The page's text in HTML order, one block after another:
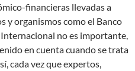
financieras llevadas a
y organismos como el Banco
no es importante,
en cuenta cuando se trata
cada vez que expertos,